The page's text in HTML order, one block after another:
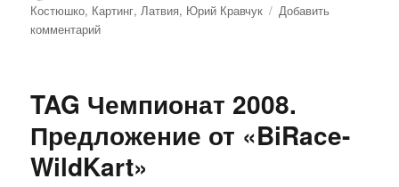
Костюшко, Картинг, Латвия, Юрий Кравчук
Добавить
комментарийк
сил
Кравчука
Кубке
TAG Чемпионат 2008.
Предложение от «BiRace-
WildKart»